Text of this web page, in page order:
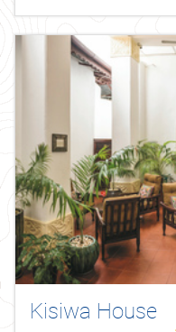
Kisiwa House